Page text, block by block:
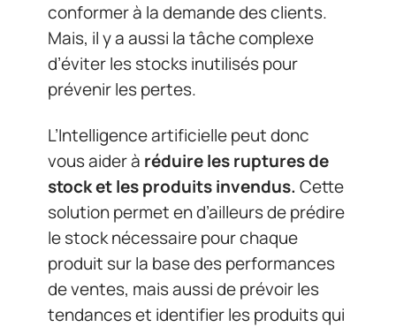
conformer à la demande des clients.
Mais, il y a aussi la tâche complexe
d’éviter les stocks inutilisés pour
prévenir les pertes.
L’Intelligence artificielle peut donc
vous aider à réduire les ruptures de
stocket les produits invendus. Cette
solution permet en d’ailleurs de prédire
le stock nécessaire pour chaque
produit sur la base des performances
de ventes, mais aussi de prévoir les
tendances et identifier les produits qui